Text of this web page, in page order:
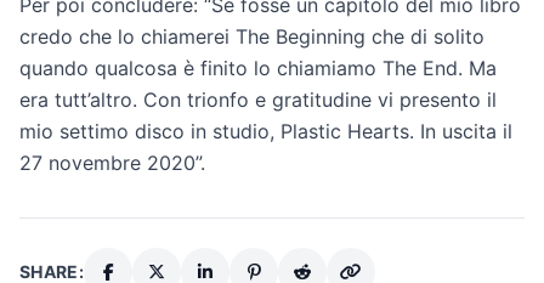
Per poi concludere: “Se fosse un capitolo del mio libro
credo che lo chiamerei The Beginning che di solito
quando qualcosa è finito lo chiamiamo The End. Ma
era tutt’altro. Con trionfo e gratitudine vi presento il
mio settimo disco in studio, Plastic Hearts. In uscita il
27 novembre 2020”.
SHARE: